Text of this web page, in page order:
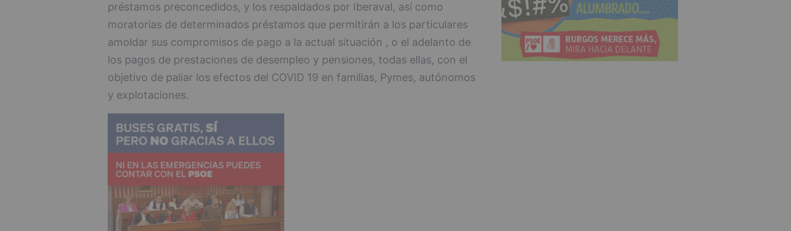
préstamos preconcedidos, y los respaldados por Iberaval, así como
moratorias de determinados préstamos que permitirán a los particulares
amoldar sus compromisos de pago a la actual situación , o el adelanto de
los pagos de prestaciones de desempleo y pensiones, todas ellas, con el
objetivo de paliar los efectos del COVID 19 en familias, Pymes, autónomos
y explotaciones.